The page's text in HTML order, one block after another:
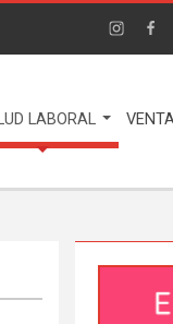
LABORAL